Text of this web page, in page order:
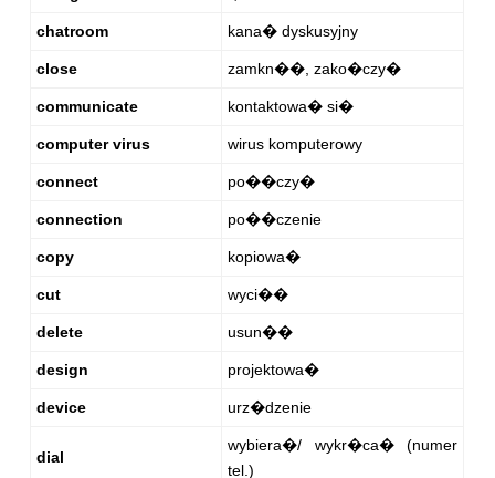
chatroom kana� dyskusyjny
close zamkn��, zako�czy�
communicate kontaktowa� si�
computer virus wirus komputerowy
connect po��czy�
connection po��czenie
copy kopiowa�
cut wyci��
delete usun��
design projektowa�
device urz�dzenie
dial
wybiera�/ wykr�ca� (numer
tel.)